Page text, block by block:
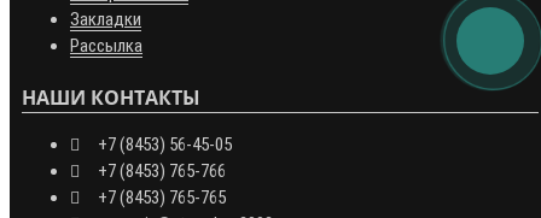
Закладки
Рассылка
НАШИ КОНТАКТЫ
+7 (8453) 56-45-05
+7 (8453) 765-766
+7 (8453) 765-765